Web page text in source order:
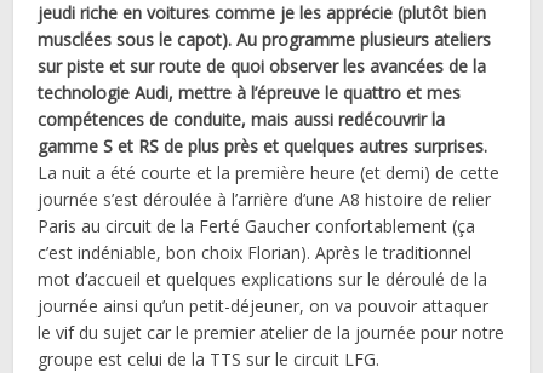
jeudi riche en voitures comme je les apprécie (plutôt bien
musclées sous le capot). Au programme plusieurs ateliers
sur piste et sur route de quoi observer les avancées de la
technologie Audi, mettre à l’épreuve le quattro et mes
compétences de conduite, mais aussi redécouvrir la
gamme S et RS de plus près et quelques autres surprises.
La nuit a été courte et la première heure (et demi) de cette
journée s’est déroulée à l’arrière d’une A8 histoire de relier
Paris au circuit de la Ferté Gaucher confortablement (ça
c’est indéniable, bon choix Florian). Après le traditionnel
mot d’accueil et quelques explications sur le déroulé de la
journée ainsi qu’un petit-déjeuner, on va pouvoir attaquer
le vif du sujet car le premier atelier de la journée pour notre
groupe est celui de la TTS sur le circuit LFG.